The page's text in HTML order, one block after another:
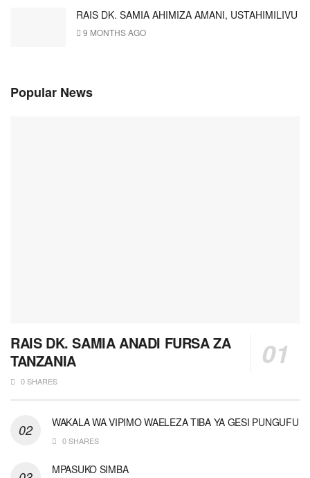
RAIS DK. SAMIA AHIMIZA AMANI, USTAHIMILIVU
9 MONTHS AGO
Popular News
RAIS DK. SAMIA ANADI FURSA ZA
TANZANIA
0 SHARES
WAKALA WA VIPIMO WAELEZA TIBA YA GESI PUNGUFU
0 SHARES
MPASUKO SIMBA